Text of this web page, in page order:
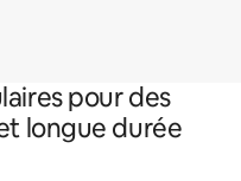
pour des
longue durée